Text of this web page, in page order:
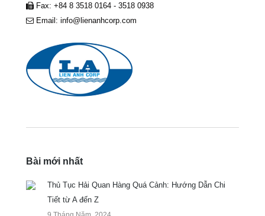
Fax: +84 8 3518 0164 - 3518 0938
Email: info@lienanhcorp.com
Bài mới nhất
Thủ Tục Hải Quan Hàng Quá Cảnh: Hướng Dẫn Chi
Tiết từ A đến Z